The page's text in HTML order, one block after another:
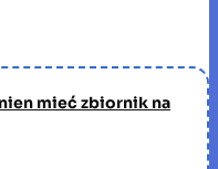
mieć zbiornik na